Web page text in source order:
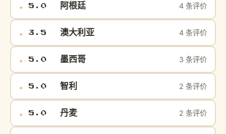
★ 5.0 阿根廷 4 条评价
★ 3.5 澳大利亚 4 条评价
★ 5.0 墨西哥 3 条评价
★ 5.0 智利 2 条评价
★ 5.0 丹麦 2 条评价